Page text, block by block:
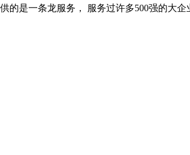
是一条龙服务， 服务过许多500强的大企